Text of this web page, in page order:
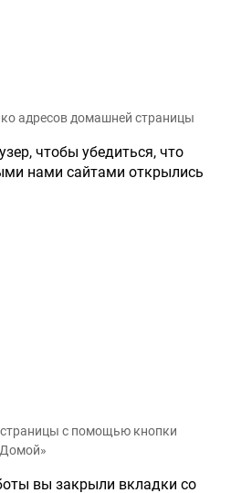
адресов домашней страницы
чтобы убедиться, что
нами сайтами открылись
с помощью кнопки
вы закрыли вкладки со